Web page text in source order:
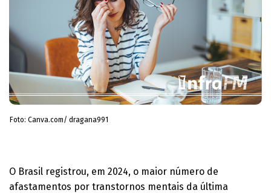
Foto: Canva.com/ dragana991
O Brasil registrou, em 2024, o maior número de
afastamentos por transtornos mentais da última